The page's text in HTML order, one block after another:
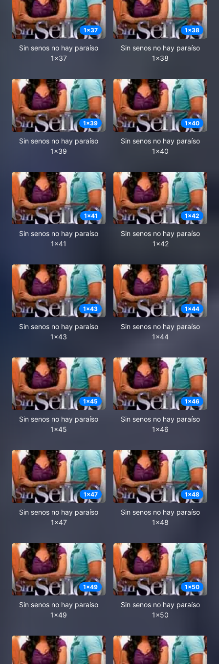
1x37
Sin senos no hay paraíso
1x37
1x38
Sin senos no hay paraíso
1x38
1x39
Sin senos no hay paraíso
1x39
1x40
Sin senos no hay paraíso
1x40
1x41
Sin senos no hay paraíso
1x41
1x42
Sin senos no hay paraíso
1x42
1x43
Sin senos no hay paraíso
1x43
1x44
Sin senos no hay paraíso
1x44
1x45
Sin senos no hay paraíso
1x45
1x46
Sin senos no hay paraíso
1x46
1x47
Sin senos no hay paraíso
1x47
1x48
Sin senos no hay paraíso
1x48
1x49
Sin senos no hay paraíso
1x49
1x50
Sin senos no hay paraíso
1x50